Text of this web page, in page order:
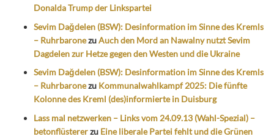
Donalda Trump der Linkspartei
Sevim Dağdelen (BSW): Desinformation im Sinne des Kremls
– RuhrbaronezuAuch den Mord an Nawalny nutzt Sevim
Dagdelen zur Hetze gegen den Westen und die Ukraine
Sevim Dağdelen (BSW): Desinformation im Sinne des Kremls
– Ruhrbaronezu Kommunalwahlkampf 2025: Die fünfte
Kolonne des Kreml (des)informierte in Duisburg
Lass mal netzwerken – Links vom 24.09.13 (Wahl-Spezial) –
betonflüstererzu Eine liberale Partei fehlt und die Grünen